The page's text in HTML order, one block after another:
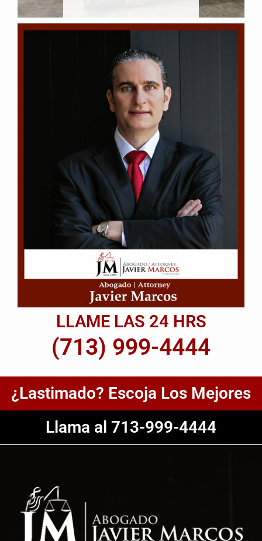
LLAME LAS 24 HRS
(713) 999-4444
¿Lastimado? Escoja Los Mejores
Llama al 713-999-4444